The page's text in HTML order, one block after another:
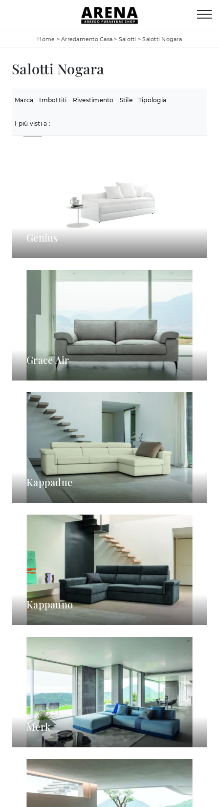
Home > Arredamento Casa > Salotti >Salotti Nogara
Salotti Nogara
Marca Imbottiti Rivestimento Stile Tipologia
I più visti a :
Genius
Grace Air
Kappadue
Kappauno
Merk